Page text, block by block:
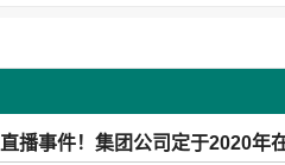
直播事件！集团公司定于2020年